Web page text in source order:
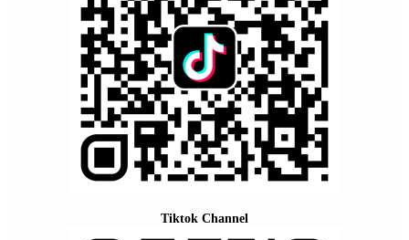
Tiktok Channel